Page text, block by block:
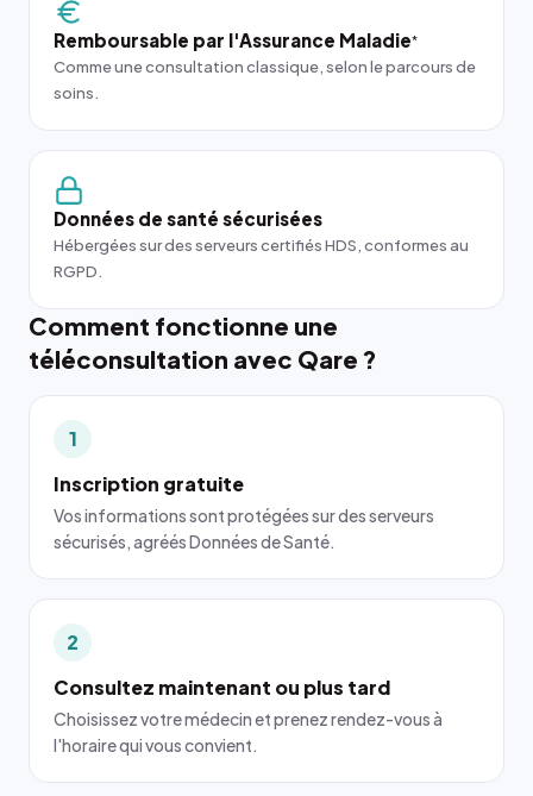
Remboursable par l'Assurance Maladie*
Comme une consultation classique, selon le parcours de
soins.
Données de santé sécurisées
Hébergées sur des serveurs certifiés HDS, conformes au
RGPD.
Comment fonctionne une
téléconsultation avec Qare ?
1
Inscription gratuite
Vos informations sont protégées sur des serveurs
sécurisés, agréés Données de Santé.
2
Consultez maintenant ou plus tard
Choisissez votre médecin et prenez rendez-vous à
l'horaire qui vous convient.